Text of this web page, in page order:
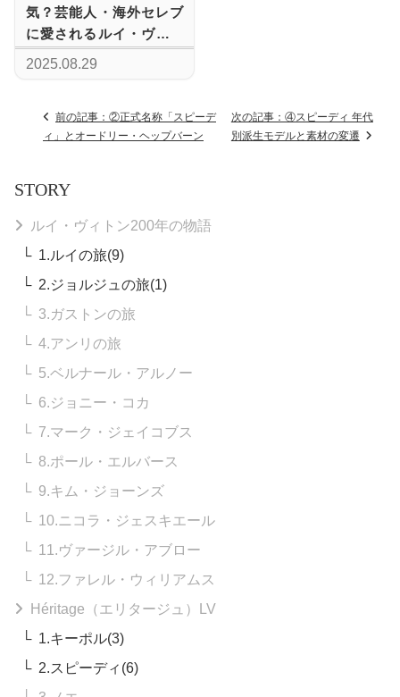
気？芸能人・海外セレブ
に愛されるルイ・ヴィト
ンの名品
2025.08.29
前の記事：②正式名称「スピーデ
ィ」とオードリー・ヘップバーン
次の記事：④スピーディ 年代
別派生モデルと素材の変遷
STORY
ルイ・ヴィトン200年の物語
1.ルイの旅(9)
2.ジョルジュの旅(1)
3.ガストンの旅
4.アンリの旅
5.ベルナール・アルノー
6.ジョニー・コカ
7.マーク・ジェイコブス
8.ポール・エルバース
9.キム・ジョーンズ
10.ニコラ・ジェスキエール
11.ヴァージル・アブロー
12.ファレル・ウィリアムス
Héritage（エリタージュ）LV
1.キーポル(3)
2.スピーディ(6)